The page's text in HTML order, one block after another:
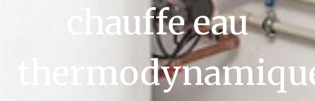
chauffe eau